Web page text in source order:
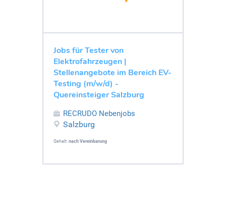
Jobs für Tester von
Elektrofahrzeugen |
Stellenangebote im Bereich EV-
Testing (m/w/d) -
Quereinsteiger Salzburg
RECRUDO Nebenjobs
Salzburg
Gehalt: nach Vereinbarung